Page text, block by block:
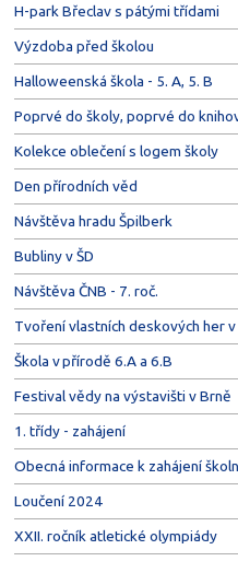
H-park Břeclav s pátými třídami
Výzdoba před školou
Halloweenská škola - 5. A, 5. B
Poprvé do školy, poprvé do
Kolekce oblečení s logem školy
Den přírodních věd
Návštěva hradu Špilberk
Bubliny v ŠD
Návštěva ČNB - 7. roč.
Tvoření vlastních deskových her
Škola v přírodě 6.A a 6.B
Festival vědy na výstavišti v Brně
1. třídy - zahájení
Obecná informace k zahájení
Loučení 2024
XXII. ročník atletické olympiády